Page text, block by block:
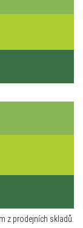
z prodejních skladů.